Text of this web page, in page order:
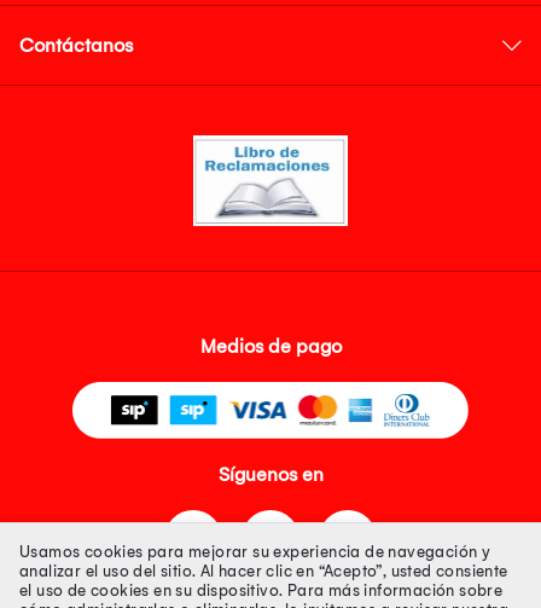
Contáctanos
Medios de pago
Síguenos en
Usamos cookies para mejorar su experiencia de navegación y
analizar el uso del sitio. Al hacer clic en “Acepto”, usted consiente
el uso de cookies en su dispositivo. Para más información sobre